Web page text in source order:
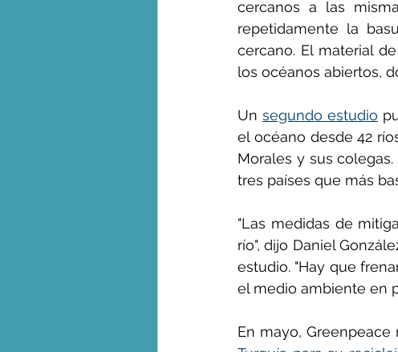
cercanos a las
repetidamente la
cercano. El material
los océanos abiertos,
Un segundo estudio
el océano desde 42
Morales y sus
tres países que más
"Las medidas de
río", dijo Daniel
estudio. "Hay que
el medio ambiente en
En mayo, Greenpeace